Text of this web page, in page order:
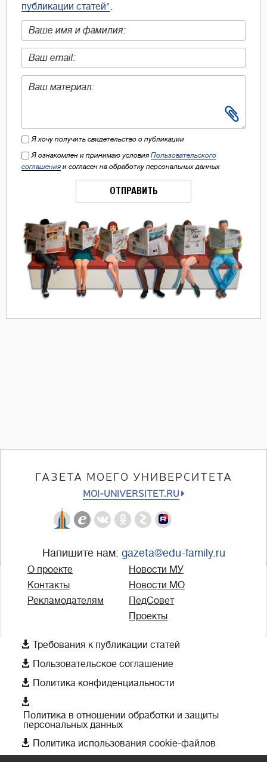
публикации статей"
Я хочу получить свидетельство о публикации
Я ознакомлен и принимаю условия Пользовательского
соглашения и согласен на обработку персональных данных
ОТПРАВИТЬ
ГАЗЕТА МОЕГО УНИВЕРСИТЕТА
MOI-UNIVERSITET.RU
Напишите нам: gazeta@edu-family.ru
О проекте
Контакты
Рекламодателям
Новости МУ
Новости МО
ПедСовет
Проекты
 Требования к публикации статей
 Пользовательское соглашение
 Политика конфиденциальности

Политика в отношении обработки и защиты
персональных данных
 Политика использования cookie-файлов